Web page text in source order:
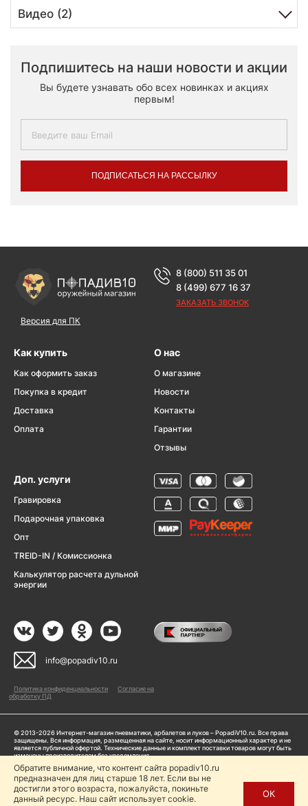
Видео (2)
Подпишитесь на наши новости и акции
Вы будете узнавать обо всех новинках и акциях
первым!
ПОДПИСАТЬСЯ НА РАССЫЛКУ
Версия для ПК
8 (800) 511 35 01
8 (499) 677 16 37
ЗАКАЗАТЬ ЗВОНОК
Как купить
Как оформить заказ
Покупка в кредит
Доставка
Оплата
О нас
О магазине
Новости
Контакты
Гарантии
Отзывы
Доп. услуги
Гравировка
Подарочная упаковка
Опт
TREID-IN / Комиссионка
Калькулятор расчета дульной
энергии
info@popadiv10.ru
Политика конфиденциальности
Согласие на
обработку ПД
© 2013-2026 Интернет-магазин пневматики, арбалетов и луков – PopadiV10.ru. Все права
защищены. Вся информация, размещенная на сайте, носит информационный характер и не
является публичной офертой. Технические данные и комплект поставки товаров могут быть
изменены производителем без уведомления
Пользуясь сайтом Popadiv10.ru, пользователь автоматически соглашается с условиями,
прописанными в
Политике конфиденциальности
Копирование любой информации (тексты, фото, видео и др.) с сайта Popadiv10 запрещено,
Обратите внимание, что контент сайта popadiv10.ru
предназначен для лиц старше 18 лет. Если вы не
достигли этого возраста, пожалуйста, покиньте
данный ресурс. Наш сайт использует cookie.
ОК